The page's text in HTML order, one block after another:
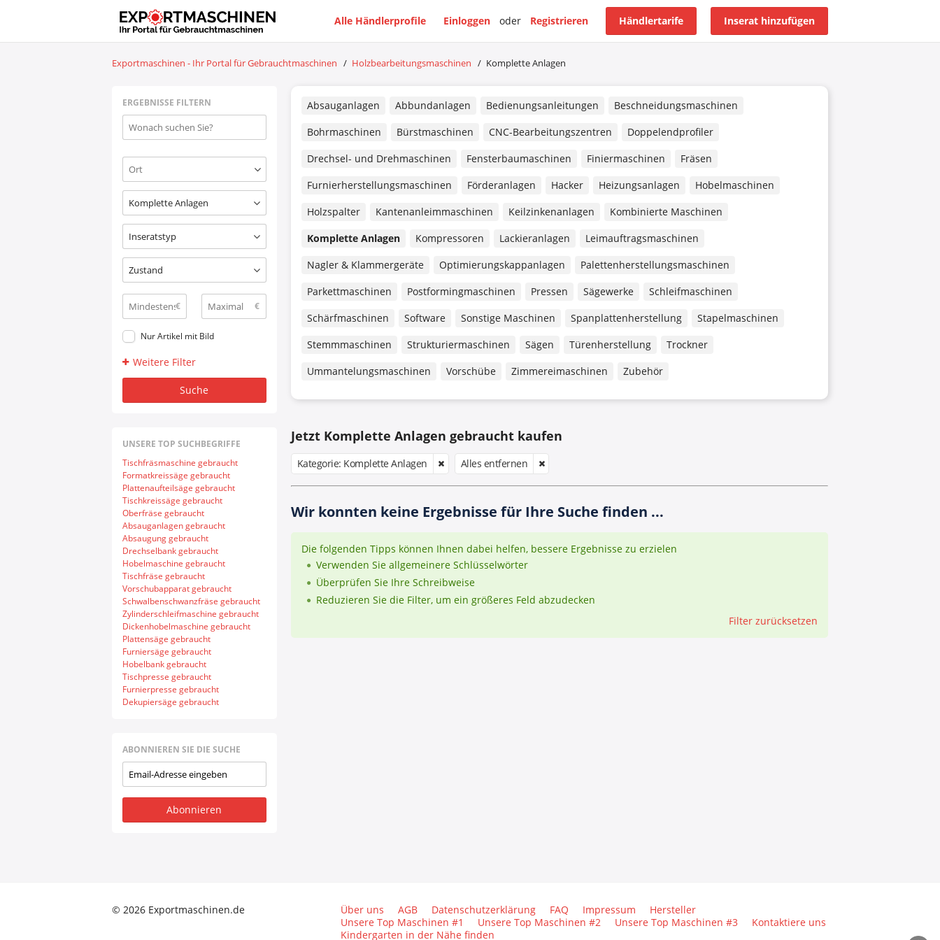
Inserat hinzufügen
Händlertarife
Registrieren
oder
Einloggen
Alle Händlerprofile
Exportmaschinen - Ihr Portal für Gebrauchtmaschinen / Holzbearbeitungsmaschinen / Komplette Anlagen
ERGEBNISSE FILTERN
Komplette Anlagen
Inseratstyp
Zustand
€ €
Nur Artikel mit Bild
Weitere Filter
Suche
UNSERE TOP SUCHBEGRIFFE
Tischfräsmaschine gebraucht
Formatkreissäge gebraucht
Plattenaufteilsäge gebraucht
Tischkreissäge gebraucht
Oberfräse gebraucht
Absauganlagen gebraucht
Absaugung gebraucht
Drechselbank gebraucht
Hobelmaschine gebraucht
Tischfräse gebraucht
Vorschubapparat gebraucht
Schwalbenschwanzfräse gebraucht
Zylinderschleifmaschine gebraucht
Dickenhobelmaschine gebraucht
Plattensäge gebraucht
Furniersäge gebraucht
Hobelbank gebraucht
Tischpresse gebraucht
Furnierpresse gebraucht
Dekupiersäge gebraucht
ABONNIEREN SIE DIE SUCHE
Abonnieren
Absauganlagen Abbundanlagen Bedienungsanleitungen
Beschneidungsmaschinen
Bohrmaschinen
Bürstmaschinen CNC-Bearbeitungszentren
Doppelendprofiler
Drechsel- und Drehmaschinen
Fensterbaumaschinen Finiermaschinen
Fräsen
Furnierherstellungsmaschinen
Förderanlagen Hacker Heizungsanlagen
Hobelmaschinen
Holzspalter
Kantenanleimmaschinen Keilzinkenanlagen
Kombinierte Maschinen
Komplette Anlagen
Kompressoren Lackieranlagen
Leimauftragsmaschinen
Nagler & Klammergeräte
Optimierungskappanlagen
Palettenherstellungsmaschinen
Parkettmaschinen
Postformingmaschinen Pressen Sägewerke
Schleifmaschinen
Schärfmaschinen
Software Sonstige Maschinen Spanplattenherstellung
Stapelmaschinen
Stemmmaschinen
Strukturiermaschinen Sägen Türenherstellung
Trockner
Ummantelungsmaschinen
Vorschübe Zimmereimaschinen Zubehör
Jetzt Komplette Anlagen gebraucht kaufen
Kategorie: Komplette Anlagen Alles entfernen
Wir konnten keine Ergebnisse für Ihre Suche finden ...
Die folgenden Tipps können Ihnen dabei helfen, bessere Ergebnisse zu erzielen
Verwenden Sie allgemeinere Schlüsselwörter
Überprüfen Sie Ihre Schreibweise
Reduzieren Sie die Filter, um ein größeres Feld abzudecken
Filter zurücksetzen
© 2026 Exportmaschinen.de Über uns AGB Datenschutzerklärung FAQ Impressum
Hersteller
Unsere Top Maschinen #1
Unsere Top Maschinen #2 Unsere Top Maschinen #3
Kontaktiere uns
Kindergarten in der Nähe finden